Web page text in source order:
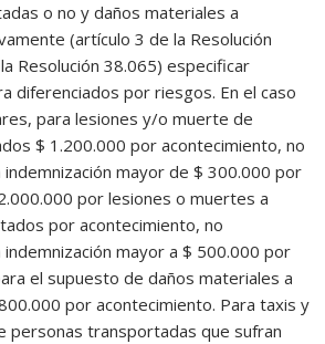
o no y daños materiales a
(artículo 3 de la Resolución
Resolución 38.065) especificar
diferenciados por riesgos. En el caso
para lesiones y/o muerte de
$ 1.200.000 por acontecimiento, no
mayor de $ 300.000 por
por lesiones o muertes a
por acontecimiento, no
mayor a $ 500.000 por
el supuesto de daños materiales a
por acontecimiento. Para taxis y
personas transportadas que sufran